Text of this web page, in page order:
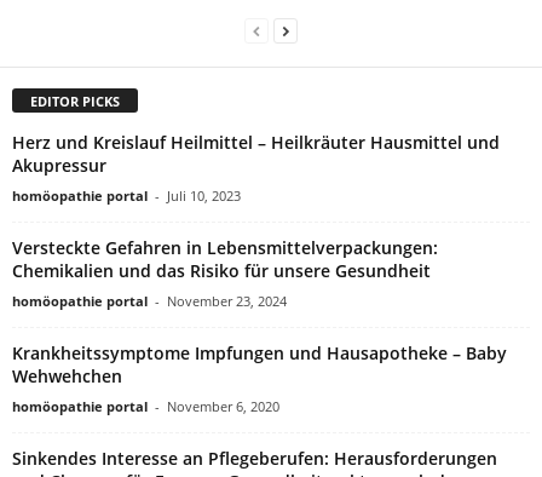
EDITOR PICKS
Herz und Kreislauf Heilmittel – Heilkräuter Hausmittel und
Akupressur
homöopathie portal - Juli 10, 2023
Versteckte Gefahren in Lebensmittelverpackungen:
Chemikalien und das Risiko für unsere Gesundheit
homöopathie portal - November 23, 2024
Krankheitssymptome Impfungen und Hausapotheke – Baby
Wehwehchen
homöopathie portal - November 6, 2020
Sinkendes Interesse an Pflegeberufen: Herausforderungen